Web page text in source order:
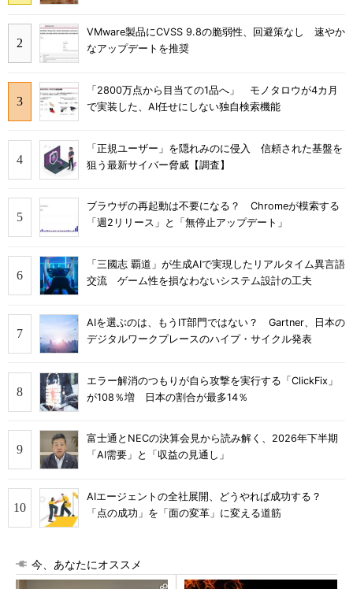
VMware製品にCVSS 9.8の脆弱性、回避策なし 速やか
なアップデートを推奨
「2800万点から目当ての1品へ」 モノタロウが4カ月
で実装した、AI任せにしない独自検索機能
「正規ユーザー」を隠れみのに侵入 信頼された基盤を
狙う最新サイバー脅威【調査】
ブラウザの再起動は不要になる？ Chromeが模索する
「週2リリース」と「無停止アップデート」
「三國志 覇道」が生成AIで実現したリアルタイム異言語
交流 ゲーム性を損なわないシステム設計の工夫
AIを選ぶのは、もうIT部門ではない？ Gartner、日本の
デジタルワークプレースのハイプ・サイクル発表
エラー解消のつもりが自ら攻撃を実行する「ClickFix」
が108％増 日本の割合が最多14％
富士通とNECの決算会見から読み解く、2026年下半期
「AI需要」と「収益の見通し」
AIエージェントの全社展開、どうやれば成功する？
「点の成功」を「面の変革」に変える道筋
今、あなたにオススメ